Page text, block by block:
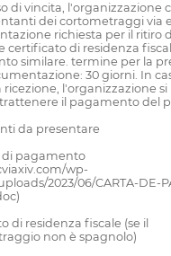
di vincita, l'organizzazione
dei cortometraggi via
richiesta per il ritiro
certificato di residenza
similare. termine per la
30 giorni. In
l'organizzazione si
il pagamento del
da presentare
di pagamento
wp-
2023/06/CARTA-DE-
di residenza fiscale (se il
non è spagnolo)